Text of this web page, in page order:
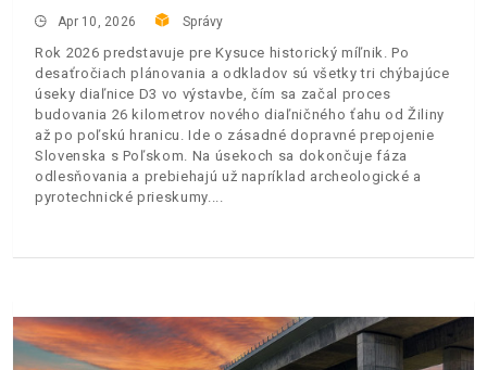
Apr 10, 2026 Správy
Rok 2026 predstavuje pre Kysuce historický míľnik. Po
desaťročiach plánovania a odkladov sú všetky tri chýbajúce
úseky diaľnice D3 vo výstavbe, čím sa začal proces
budovania 26 kilometrov nového diaľničného ťahu od Žiliny
až po poľskú hranicu. Ide o zásadné dopravné prepojenie
Slovenska s Poľskom. Na úsekoch sa dokončuje fáza
odlesňovania a prebiehajú už napríklad archeologické a
pyrotechnické prieskumy.